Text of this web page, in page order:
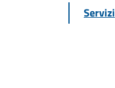
Servizi